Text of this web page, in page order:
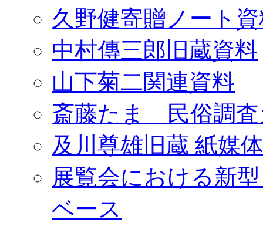
久野健寄贈ノート
中村傳三郎旧蔵資料
山下菊二関連資料
斎藤たま 民俗調査
及川尊雄旧蔵 紙媒
展覧会における新
ベース